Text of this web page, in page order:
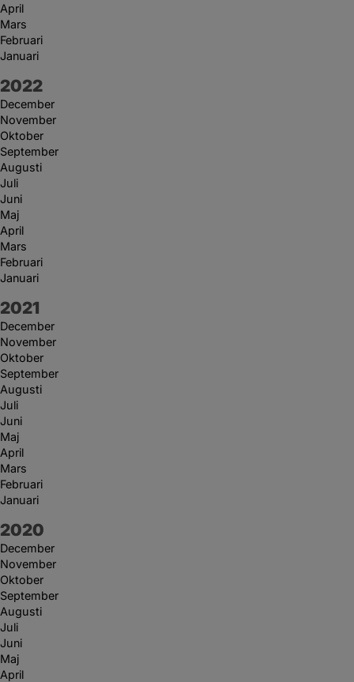
April
Mars
Februari
Januari
År:
2022
December
November
Oktober
September
Augusti
Juli
Juni
Maj
April
Mars
Februari
Januari
År:
2021
December
November
Oktober
September
Augusti
Juli
Juni
Maj
April
Mars
Februari
Januari
År:
2020
December
November
Oktober
September
Augusti
Juli
Juni
Maj
April